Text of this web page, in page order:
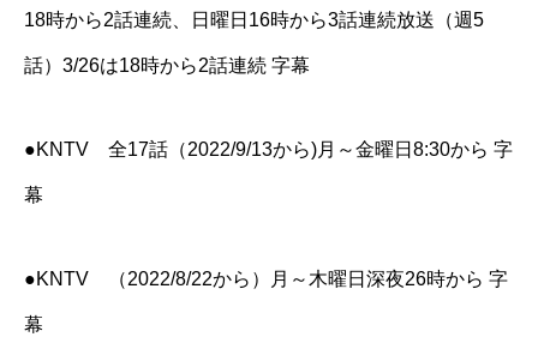
18時から2話連続、日曜日16時から3話連続放送（週5
話）3/26は18時から2話連続 字幕
●KNTV 全17話（2022/9/13から)月～金曜日8:30から 字
幕
●KNTV （2022/8/22から）月～木曜日深夜26時から 字
幕